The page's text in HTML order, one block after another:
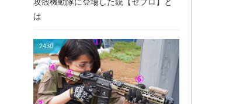
は
2430